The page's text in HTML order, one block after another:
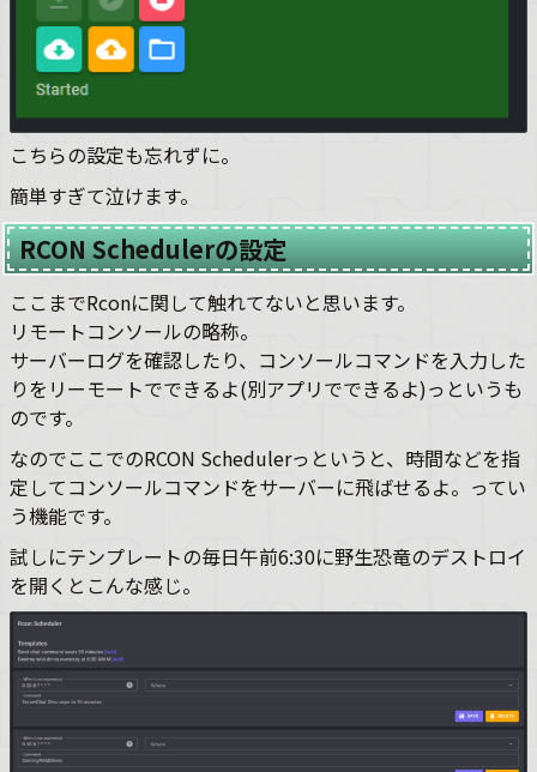
こちらの設定も忘れずに。
簡単すぎて泣けます。
RCON Schedulerの設定
ここまでRconに関して触れてないと思います。
リモートコンソールの略称。
サーバーログを確認したり、コンソールコマンドを入力した
りをリーモートでできるよ(別アプリでできるよ)っというも
のです。
なのでここでのRCON Schedulerっというと、時間などを指
定してコンソールコマンドをサーバーに飛ばせるよ。ってい
う機能です。
試しにテンプレートの毎日午前6:30に野生恐竜のデストロイ
を開くとこんな感じ。